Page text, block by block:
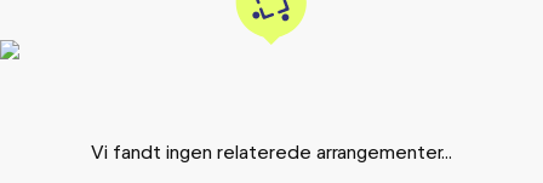
Vi fandt ingen relaterede arrangementer...